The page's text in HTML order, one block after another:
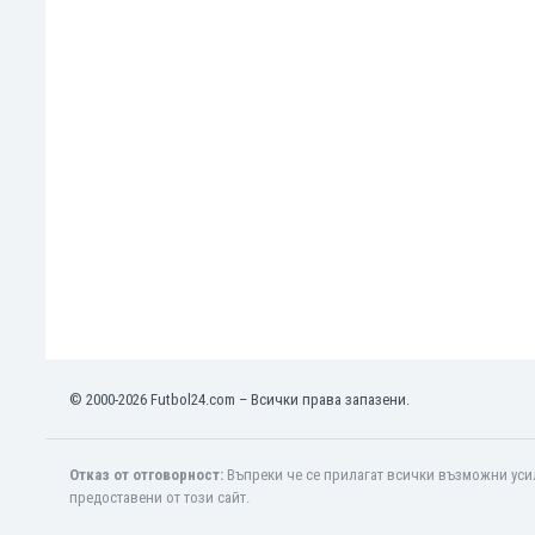
Ливан
Люксембург
© 2000-2026 Futbol24.com – Всички права запазени.
Отказ от отговорност: Въпреки че се прилагат всички възможни
предоставени от този сайт.